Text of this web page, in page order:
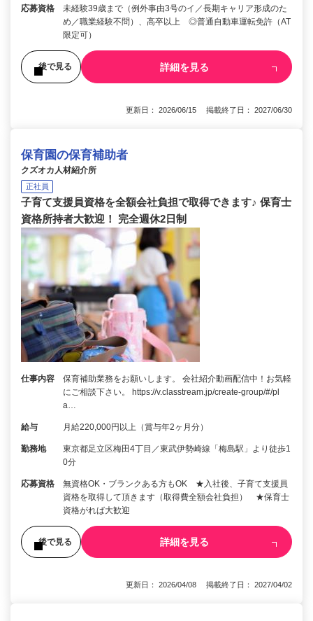
応募資格
未経験39歳まで（例外事由3号のイ／長期キャリア形成のた
め／職業経験不問）、高卒以上 ◎普通自動車運転免許（AT
限定可）
後で見る 詳細を見る
更新日： 2026/06/15 掲載終了日： 2027/06/30
保育園の保育補助者
クズオカ人材紹介所
正社員
子育て支援員資格を全額会社負担で取得できます♪ 保育士
資格所持者大歓迎！ 完全週休2日制
仕事内容
保育補助業務をお願いします。 会社紹介動画配信中！お気軽
にご相談下さい。 https://v.classtream.jp/create-group/#/pl
a…
給与 月給220,000円以上（賞与年2ヶ月分）
勤務地
東京都足立区梅田4丁目／東武伊勢崎線「梅島駅」より徒歩1
0分
応募資格
無資格OK・ブランクある方もOK ★入社後、子育て支援員
資格を取得して頂きます（取得費全額会社負担） ★保育士
資格がれば大歓迎
後で見る 詳細を見る
更新日： 2026/04/08 掲載終了日： 2027/04/02